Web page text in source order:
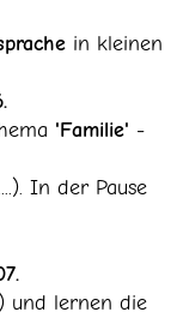
in kleinen
'Familie' -
In der Pause
und lernen die